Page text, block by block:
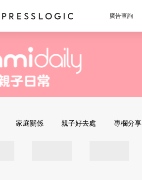
廣告查詢
家庭關係 親子好去處 專欄分享